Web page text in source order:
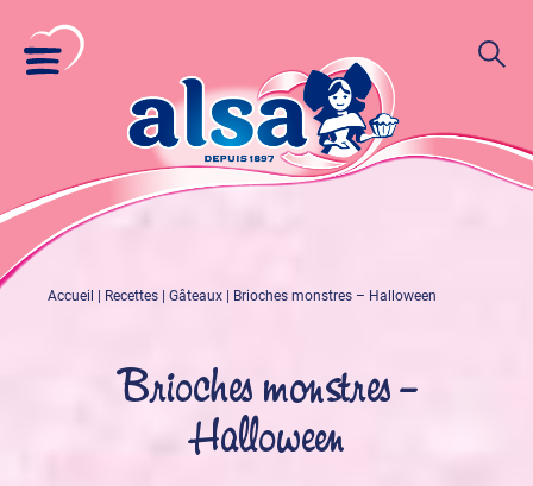
Accueil Recettes Gâteaux Brioches monstres – Halloween
Brioches monstres –
Halloween